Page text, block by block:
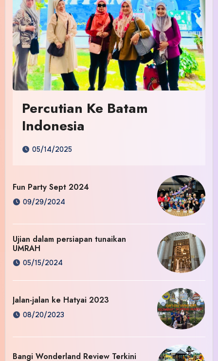
Percutian Ke Batam
Indonesia
05/14/2025
Fun Party Sept 2024
09/29/2024
Ujian dalam persiapan tunaikan
UMRAH
05/15/2024
Jalan-jalan ke Hatyai 2023
08/20/2023
Bangi Wonderland Review Terkini